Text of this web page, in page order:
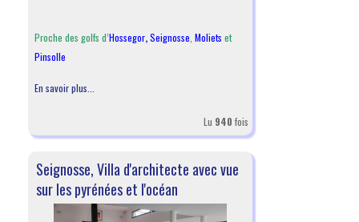
Proche des golfs d’Hossegor,Seignosse Moliets et
Pinsolle
En savoir plus...
Lu 940 fois
Seignosse, Villa d'architecte avec vue
sur les pyrénées et l'océan